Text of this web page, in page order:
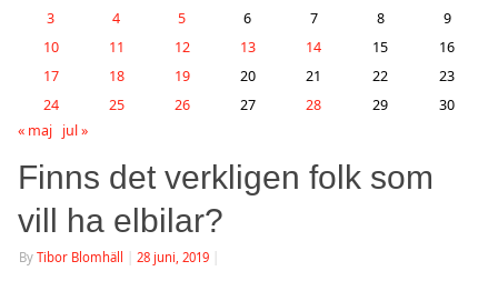
3
4 5 6 7 8
9
10
11 12 13 14 15
16
17
18 19 20 21 22
23
24
25 26 27 28 29
30
« maj jul »
Finns det verkligen folk som
vill ha elbilar?
By Tibor Blomhäll 28 juni, 2019